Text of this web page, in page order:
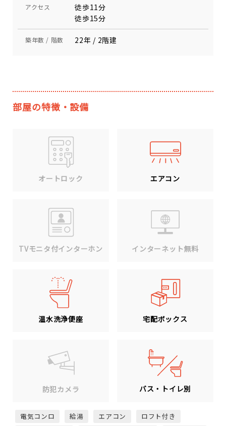
アクセス
徒歩11分
徒歩15分
築年数 / 階数 22年 / 2階建
部屋の特徴・設備
オートロック エアコン
TVモニタ付インターホン インターネット無料
温水洗浄便座 宅配ボックス
防犯カメラ バス・トイレ別
電気コンロ 給湯 エアコン
ロフト付き